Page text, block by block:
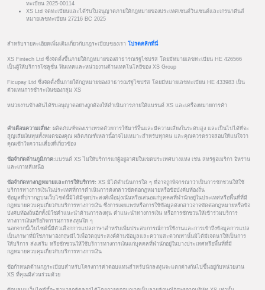
ทะเบียน 2025-00114
XS Ltd จดทะเบียนและได้รับใบอนุญาตภายใต้กฎหมายของประเทศเซนต์วินเซนต์และเกรนาดีนส์
หมายเลขทะเบียน 27216 BC 2025
สำหรับรายละเอียดเพิ่มเติมเกี่ยวกับกฎระเบียบของเรา โปรดคลิกที่นี่
XS Fintech Ltd ซึ่งจัดตั้งขึ้นภายใต้กฎหมายของสาธารณรัฐไซปรัส โดยมีหมายเลขทะเบียน HE 426566
เป็นผู้ให้บริการโซลูชั่น ฟินเทคและหน่วยงานด้านเทคโนโลยีของ XS Group
Ficupay Ltd ซึ่งจัดตั้งขึ้นภายใต้กฎหมายของสาธารณรัฐไซปรัส โดยมีหมายเลขทะเบียน HE 433983 เป็น
ตัวแทนการชำระเงินของกลุ่ม XS
หน่วยงานข้างต้นได้รับอนุญาตอย่างถูกต้องให้ดำเนินการภายใต้แบรนด์ XS และเครื่องหมายการค้า
คำเตือนความเสี่ยง: ผลิตภัณฑ์ของเราเทรดด้วยการใช้มาร์จิ้นและมีความเสี่ยงในระดับสูง และเป็นไปได้ที่จะ
สูญเสียเงินทุนทั้งหมดของคุณ ผลิตภัณฑ์เหล่านี้อาจไม่เหมาะสำหรับทุกคน และคุณควรตรวจสอบให้แน่ใจว่า
คุณเข้าใจความเสี่ยงที่เกี่ยวข้อง
ข้อจำกัดด้านภูมิภาค: แบรนด์ XS ไม่ให้บริการแก่ผู้อยู่อาศัยในเขตประเทศบางแห่ง เช่น สหรัฐอเมริกา อิหร่าน
และเกาหลีเหนือ
ข้อจำกัดทางกฎหมายและการให้บริการ: XS มิได้ดำเนินการใด ๆ ที่อาจถูกพิจารณาว่าเป็นการชักชวนให้ใช้
บริการทางการเงินในประเทศที่การดำเนินการดังกล่าวขัดต่อกฎหมายหรือข้อบังคับท้องถิ่น
ข้อมูลที่ปรากฏบนเว็บไซต์นี้มิได้มีจุดประสงค์เพื่อมุ่งเน้นหรือเสนอแก่บุคคลที่พำนักอยู่ในประเทศหรือพื้นที่ที่มี
กฎหมายควบคุมเกี่ยวกับบริการทางการเงิน ซึ่งการเผยแพร่หรือการใช้ข้อมูลดังกล่าวอาจขัดต่อกฎหมายหรือข้อ
บังคับท้องถิ่นอีกทั้งมิใช่คำแนะนำด้านการลงทุน คำแนะนำทางการเงิน หรือการชักชวนให้เข้าร่วมบริการ
ทางการเงินหรือกิจกรรมการลงทุนใด ๆ
นอกจากนี้เว็บไซต์นี้มีตัวเลือกการแปลภาษาสำหรับเพิ่มประสบการณ์การใช้งานและการเข้าถึงข้อมูลการแปล
เป็นภาษาที่มิใช่ภาษาอังกฤษมีไว้เพื่อวัตถุประสงค์ด้านข้อมูลและความสะดวกเท่านั้นมิได้มีเจตนาให้เป็นการ
ให้บริการ ส่งเสริม หรือชักชวนให้ใช้บริการทางการเงินแก่บุคคลที่พำนักอยู่ในบางประเทศหรือพื้นที่ที่มี
กฎหมายควบคุมเกี่ยวกับบริการทางการเงิน
ข้อกำหนดด้านกฎระเบียบสำหรับโครงการค่าตอบแทนสำหรับนักลงทุนจะแตกต่างกันไปขึ้นอยู่กับหน่วยงาน
XS ที่คุณมีส่วนร่วมด้วย